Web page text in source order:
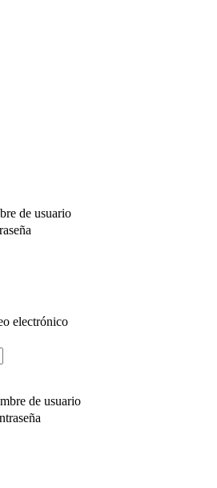
de usuario
electrónico
de usuario